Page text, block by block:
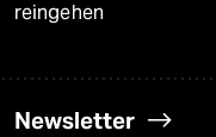
reingehen
Newsletter